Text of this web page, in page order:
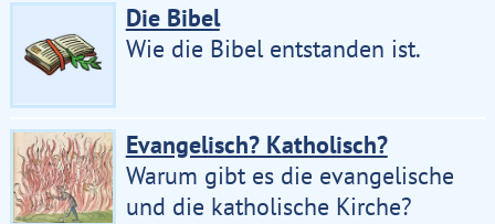
Die Bibel
Wie die Bibel entstanden ist.
Evangelisch? Katholisch?
Warum gibt es die evangelische
und die katholische Kirche?